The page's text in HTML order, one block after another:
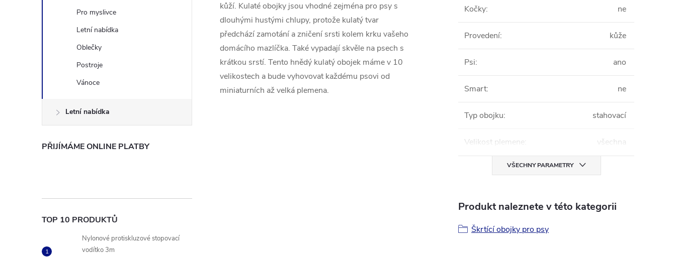
Pro myslivce
Letní nabídka
Oblečky
Postroje
Vánoce
Letní nabídka
PŘIJÍMÁME ONLINE PLATBY
TOP 10 PRODUKTŮ
Nylonové protiskluzové stopovací
vodítko 3m
kůží. Kulatéobojky jsou vhodné zejména pro psy s
dlouhými hustými chlupy, protože kulatý tvar
předcházízamotání azničení srsti kolem krku vašeho
domácího mazlíčka. Takévypadají skvěle na psech s
krátkou srstí. Tento hnědý kulatýobojek mámev 10
velikostech a bude vyhovovat každému psovi od
miniaturních ažvelká plemena.
Kočky: ne
Provedení: kůže
Psi: ano
Smart: ne
Typ obojku: stahovací
Velikost plemene: všechna
VŠECHNY PARAMETRY
Produkt naleznete v této kategorii
Škrtící obojky pro psy